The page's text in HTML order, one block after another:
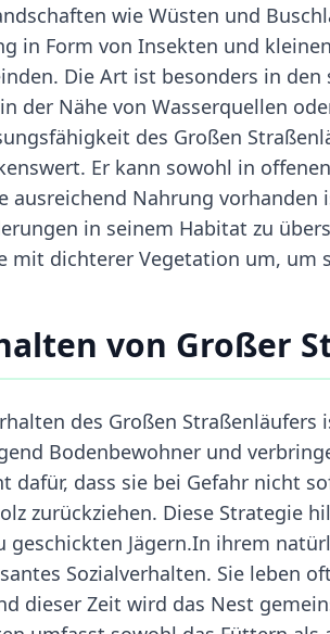
wie Wüsten und
in Form von Insekten und
Die Art ist besonders in
der Nähe von Wasserquellen
des Großen
Er kann sowohl in
ausreichend Nahrung
in seinem Habitat zu
mit dichterer Vegetation um, um
von Großer
des Großen
Bodenbewohner und
dafür, dass sie bei Gefahr nicht
zurückziehen. Diese Strategie
geschickten Jägern.In ihrem
Sozialverhalten. Sie leben
dieser Zeit wird das Nest